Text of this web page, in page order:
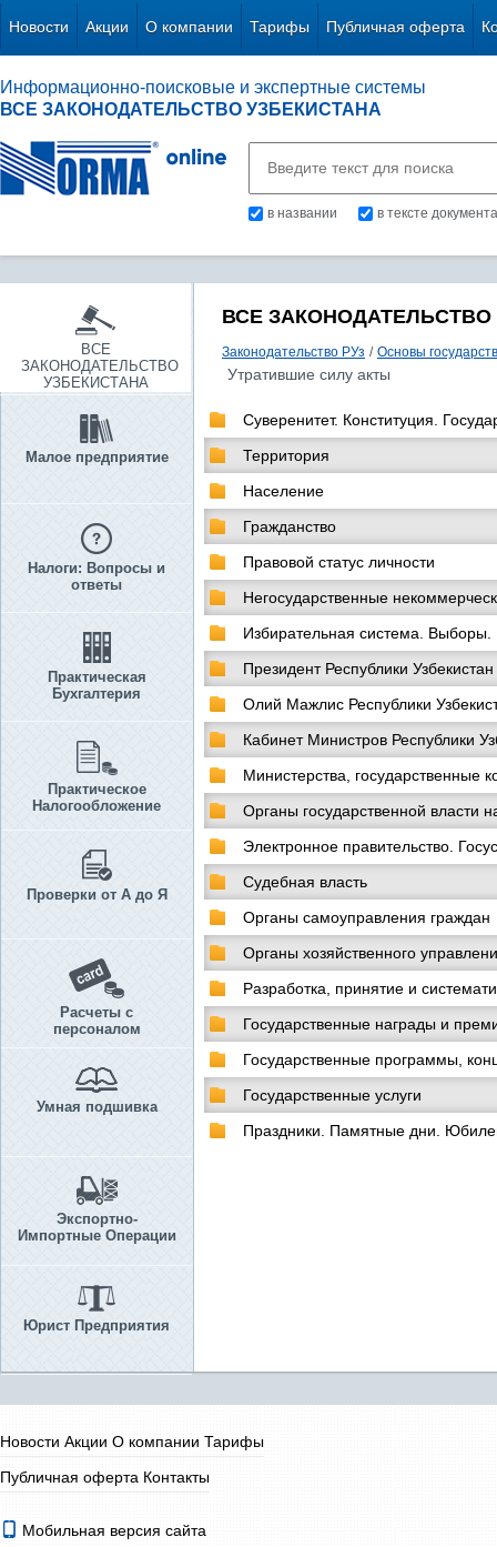
Новости Акции О компании Тарифы Публичная оферта
Информационно-поисковые и экспертные системы
ВСЕ ЗАКОНОДАТЕЛЬСТВО УЗБЕКИСТАНА
в названии в тексте документа
ВСЕ
ЗАКОНОДАТЕЛЬСТВО
УЗБЕКИСТАНА
Малое предприятие
Налоги: Вопросы и
ответы
Практическая
Бухгалтерия
Практическое
Налогообложение
Проверки от А до Я
Расчеты с
персоналом
Умная подшивка
Экспортно-
Импортные Операции
Юрист Предприятия
ВСЕ ЗАКОНОДАТЕЛЬСТВО
Законодательство РУз / Основы
Утратившие силу акты
Суверенитет. Конституция.
Территория
Население
Гражданство
Правовой статус личности
Негосударственные
Избирательная система.
Президент Республики Узбекистан
Олий Мажлис Республики
Кабинет Министров Республики
Министерства, государственные
Органы государственной власти
Электронное правительство.
Судебная власть
Органы самоуправления граждан
Органы хозяйственного
Разработка, принятие и
Государственные награды и
Государственные программы,
Государственные услуги
Праздники. Памятные дни.
Новости Акции О компании Тарифы
Публичная оферта Контакты
Мобильная версия сайта